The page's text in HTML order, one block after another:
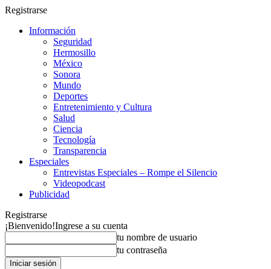
Registrarse
Información
Seguridad
Hermosillo
México
Sonora
Mundo
Deportes
Entretenimiento y Cultura
Salud
Ciencia
Tecnología
Transparencia
Especiales
Entrevistas Especiales – Rompe el Silencio
Videopodcast
Publicidad
Registrarse
¡Bienvenido!Ingrese a su cuenta
tu nombre de usuario
tu contraseña